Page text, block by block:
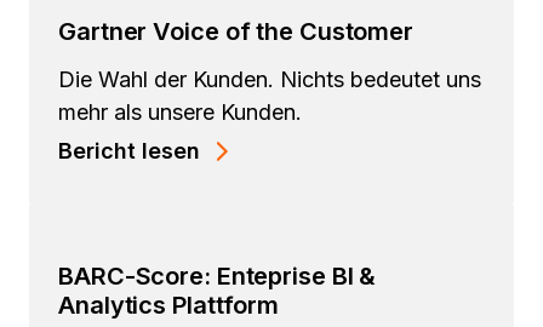
Gartner Voice of the Customer
Die Wahl der Kunden. Nichts bedeutet uns
mehr als unsere Kunden.
Bericht lesen
BARC-Score: Enteprise BI &
Analytics Plattform